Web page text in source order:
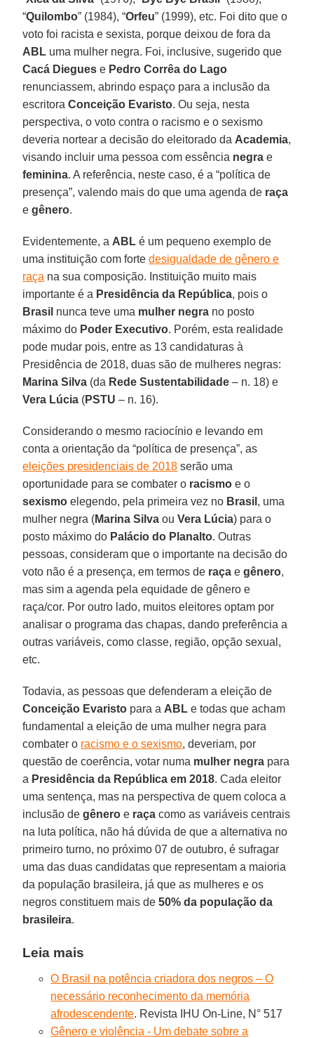
“Quilombo” (1984), “Orfeu” (1999), etc. Foi dito que o
voto foi racista e sexista, porque deixou de fora da
ABL uma mulher negra. Foi, inclusive, sugerido que
Cacá Diegues e Pedro Corrêa do Lago
renunciassem, abrindo espaço para a inclusão da
escritoraConceição Evaristo. Ou seja, nesta
perspectiva, o voto contra o racismo e o sexismo
deveria nortear a decisão do eleitorado da Academia,
visando incluir uma pessoa com essência negra e
feminina. A referência, neste caso, é a “política de
presença”, valendo mais do que uma agenda de raça
egênero.
Evidentemente, a ABL é um pequeno exemplo de
uma instituição com fortedesigualdade de gênero e
raça na sua composição. Instituição muito mais
importante é a Presidência da República, pois o
Brasil nunca teve uma mulher negra no posto
máximo do Poder Executivo. Porém, esta realidade
pode mudar pois, entre as 13 candidaturas à
Presidência de 2018, duas são de mulheres negras:
Marina Silva (da Rede Sustentabilidade – n. 18) e
Vera Lúcia (PSTU – n. 16).
Considerando o mesmo raciocínio e levando em
conta a orientação da “política de presença”, as
eleições presidenciais de 2018 serão uma
oportunidade para se combater o racismo e o
sexismo elegendo, pela primeira vez no Brasil , uma
mulher negra (Marina Silva ouVera Lúcia) para o
posto máximo do Palácio do Planalto. Outras
pessoas, consideram que o importante na decisão do
voto não é a presença, em termos de raça egênero,
mas sim a agenda pela equidade de gênero e
raça/cor. Por outro lado, muitos eleitores optam por
analisar o programa das chapas, dando preferência a
outras variáveis, como classe, região, opção sexual,
etc.
Todavia, as pessoas que defenderam a eleição de
Conceição Evaristo para a ABL e todas que acham
fundamental a eleição de uma mulher negra para
combater o racismo e o sexismo, deveriam, por
questão de coerência, votar numa mulher negra para
a Presidência da República em 2018. Cada eleitor
uma sentença, mas na perspectiva de quem coloca a
inclusão degênero e raça como as variáveis centrais
na luta política, não há dúvida de que a alternativa no
primeiro turno, no próximo 07 de outubro, é sufragar
uma das duas candidatas que representam a maioria
da população brasileira, já que as mulheres e os
negros constituem mais de50% da população da
brasileira.
Leia mais
O Brasil na potência criadora dos negros – O
necessário reconhecimento da memória
afrodescendente. Revista IHU On-Line, N° 517
Gênero e violência - Um debate sobre a